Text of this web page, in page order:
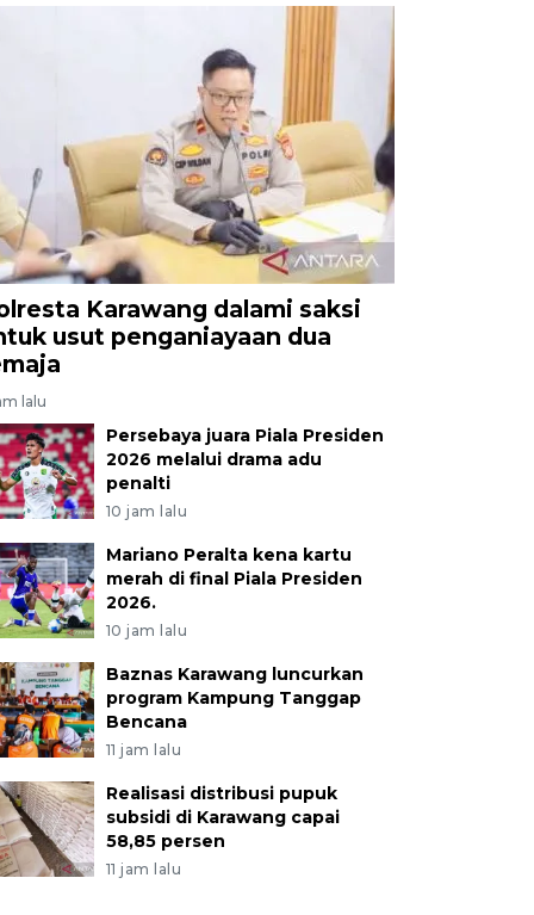
Karawang dalami saksi
usut penganiayaan dua
lalu
Persebaya juara Piala Presiden
2026 melalui drama adu
penalti
10 jam lalu
Mariano Peralta kena kartu
merah di final Piala Presiden
2026.
10 jam lalu
Baznas Karawang luncurkan
program Kampung Tanggap
Bencana
11 jam lalu
Realisasi distribusi pupuk
subsidi di Karawang capai
58,85 persen
11 jam lalu